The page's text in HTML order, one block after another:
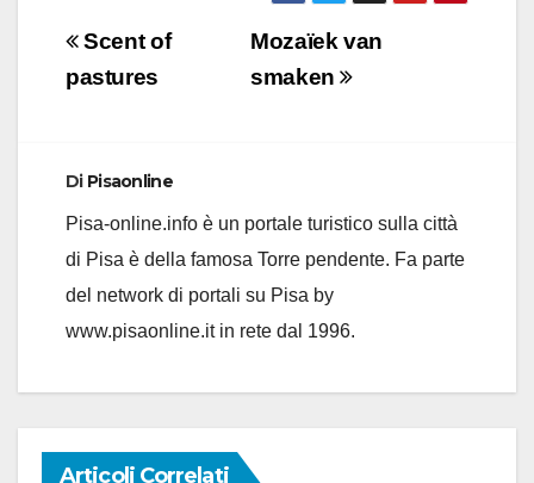
Navigazione
articoli
Mozaïek van
smaken
Scent of
pastures
Di Pisaonline
Pisa-online.info è un portale turistico sulla città
di Pisa è della famosa Torre pendente. Fa parte
del network di portali su Pisa by
www.pisaonline.it in rete dal 1996.
Articoli Correlati